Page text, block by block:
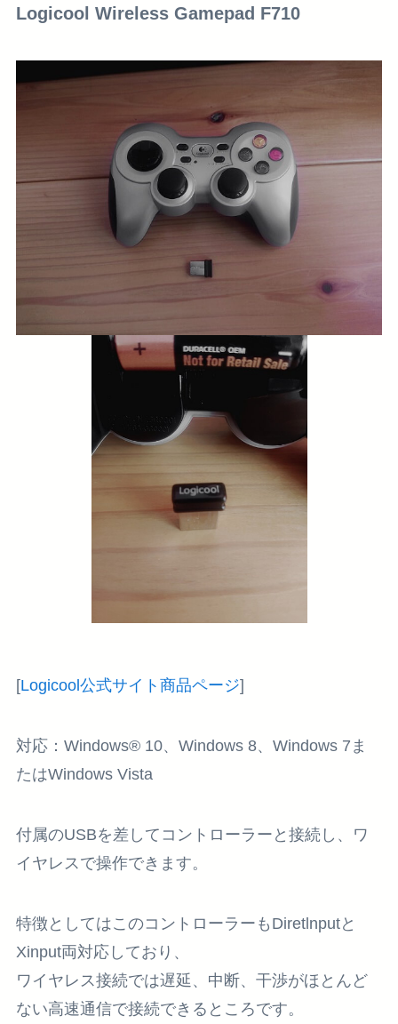
Logicool Wireless Gamepad F710
[Logicool公式サイト商品ページ]
対応：Windows® 10、Windows 8、Windows 7ま
たはWindows Vista
付属のUSBを差してコントローラーと接続し、ワ
イヤレスで操作できます。
特徴としてはこのコントローラーもDiretlnputと
Xinput両対応しており、
ワイヤレス接続では遅延、中断、干渉がほとんど
ない高速通信で接続できるところです。